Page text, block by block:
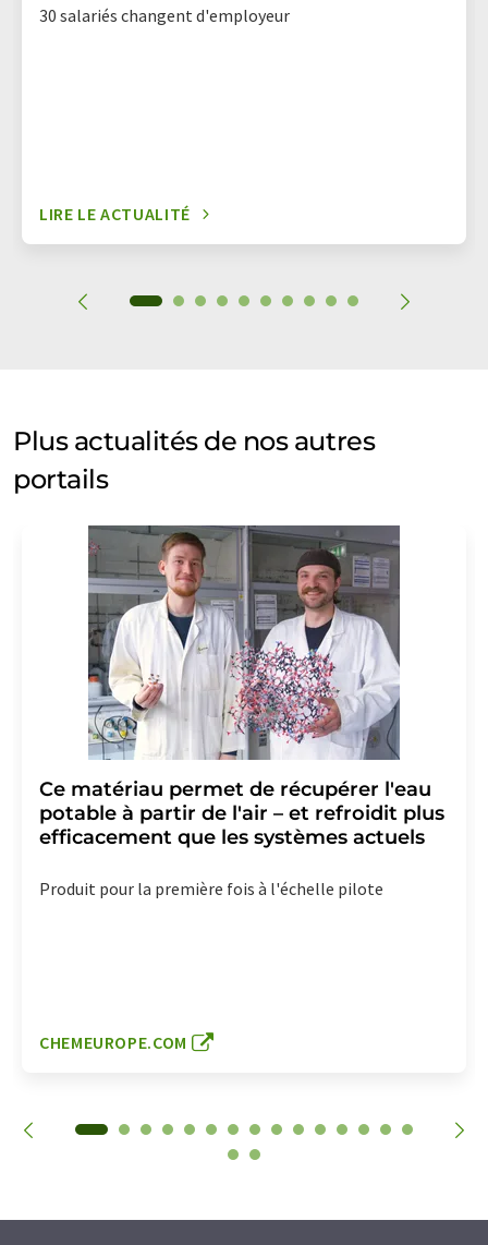
30 salariés changent d'employeur
LIRE LE ACTUALITÉ
Plus actualités de nos autres
portails
Ce matériau permet de récupérer l'eau
potable à partir de l'air – et refroidit plus
efficacement que les systèmes actuels
Produit pour la première fois à l'échelle pilote
CHEMEUROPE.COM